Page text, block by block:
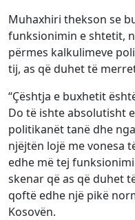
Muhaxhiri thekson se
funksionimin e shtetit,
përmes kalkulimeve
tij, as që duhet të
“Çështja e buxhetit
Do të ishte absolutisht
politikanët tanë dhe
njëjtën lojë me vonesa
edhe më tej
skenar që as që duhet
qoftë edhe një pikë
Kosovën.